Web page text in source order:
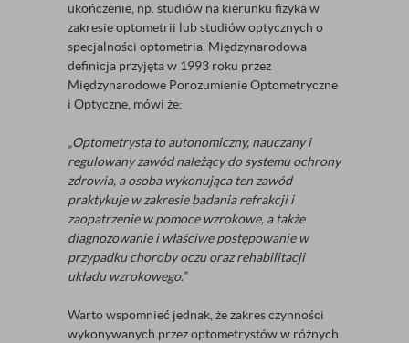
ukończenie, np. studiów na kierunku fizyka w
zakresie optometrii lub studiów optycznych o
specjalności optometria. Międzynarodowa
definicja przyjęta w 1993 roku przez
Międzynarodowe Porozumienie Optometryczne
i Optyczne, mówi że:
„Optometrysta to autonomiczny, nauczany i
regulowany zawód należący do systemu ochrony
zdrowia, a osoba wykonująca ten zawód
praktykuje w zakresie badania refrakcji i
zaopatrzenie w pomoce wzrokowe, a także
diagnozowanie i właściwe postępowanie w
przypadku choroby oczu oraz rehabilitacji
układu wzrokowego.”
Warto wspomnieć jednak, że zakres czynności
wykonywanych przez optometrystów w różnych